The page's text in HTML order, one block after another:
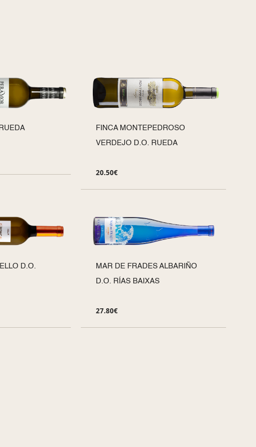
FINCA MONTEPEDROSO
VERDEJO D.O. RUEDA
20.50€
D.O.
MAR DE FRADES ALBARIÑO
D.O. RÍAS BAIXAS
27.80€